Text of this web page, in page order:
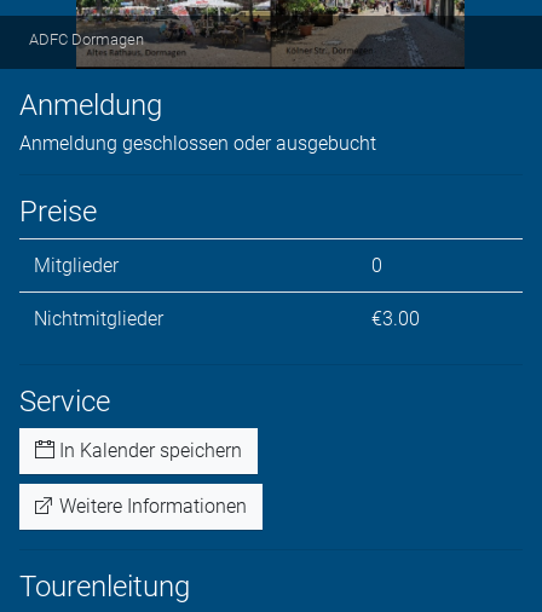
ADFC Dormagen
Anmeldung
Anmeldung geschlossen oder ausgebucht
Preise
Mitglieder 0
Nichtmitglieder €3.00
Service
In Kalender speichern
Weitere Informationen
Tourenleitung